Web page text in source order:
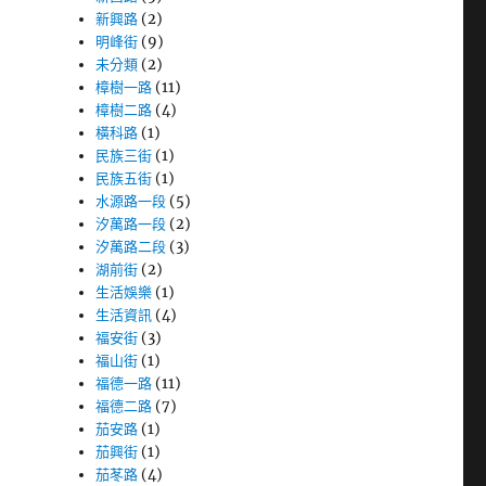
新興路 (2)
明峰街 (9)
未分類 (2)
樟樹一路 (11)
樟樹二路 (4)
橫科路 (1)
民族三街 (1)
民族五街 (1)
水源路一段 (5)
汐萬路一段 (2)
汐萬路二段 (3)
湖前街 (2)
生活娛樂 (1)
生活資訊 (4)
福安街 (3)
福山街 (1)
福德一路 (11)
福德二路 (7)
茄安路 (1)
茄興街 (1)
茄苳路 (4)